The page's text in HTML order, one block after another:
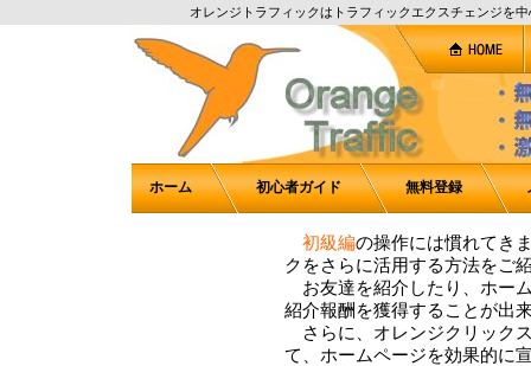
オレンジトラフィックはトラフィックエクスチェンジを
ホーム 初心者ガイド 無料登録
初級編の操作には慣れてき
クをさらに活用する方法をご
お友達を紹介したり、ホー
紹介報酬を獲得することが出
さらに、オレンジクリック
て、ホームページを効果的に